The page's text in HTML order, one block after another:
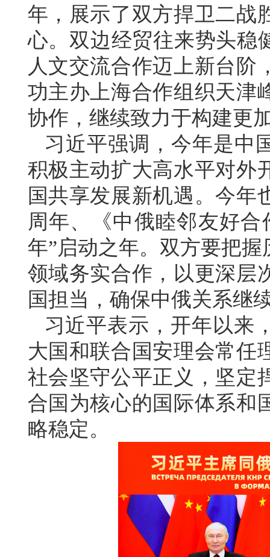
年，展示了双方捍卫二战
心。双边经贸往来势头稳
人文交流合作迈上新台阶
功主办上海合作组织天津
协作，继续致力于构建更
习近平强调，今年是中
积极主动扩大高水平对外
国共享发展新机遇。今年
周年、《中俄睦邻友好
年”启动之年。双方要把
领域务实合作，以更深层
国担当，确保中俄关系继
习近平表示，开年以来
大国和联合国安理会常任
社会坚守公平正义，坚定
合国为核心的国际体系和
略稳定。